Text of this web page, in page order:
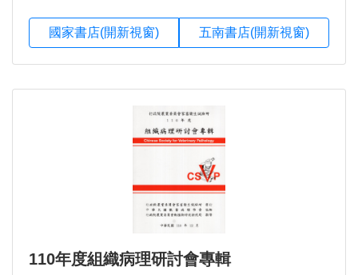
國家書店(開新視窗) 五南書店(開新視窗)
110年度組織病理研討會專輯